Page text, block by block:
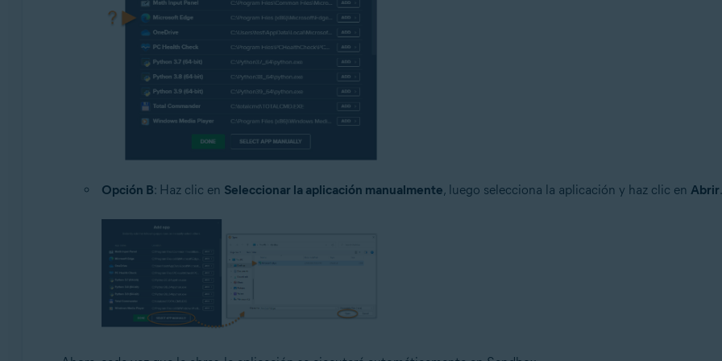
Opción B: Haz clic en Seleccionar la aplicación manualmente, luego selecciona la aplicación y haz clic en Abrir.